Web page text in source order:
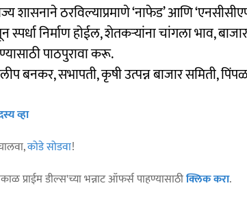
शासनाने ठरविल्याप्रमाणे ‘नाफेड’ आणि
स्पर्धा निर्माण होईल, शेतकऱ्यांना चांगला भाव,
पाठपुरावा करू.
बनकर, सभापती, कृषी उत्पन्न बाजार समिती,
व्हा
कोडे सोडवा!
प्राईम डील्स'च्या भन्नाट ऑफर्स पाहण्यासाठीक्लिक करा.